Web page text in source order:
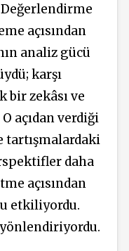
Değerlendirme
açısından
analiz gücü
karşı
zekâsı ve
açıdan verdiği
tartışmalardaki
daha
açısından
etkiliyordu.